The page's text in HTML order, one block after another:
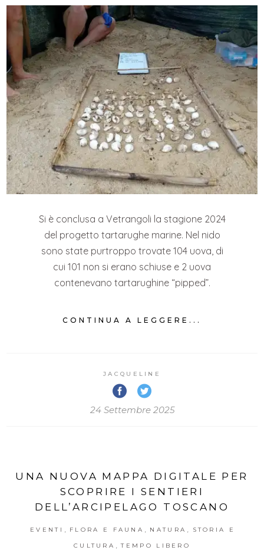
Si è conclusa a Vetrangoli la stagione 2024
del progetto tartarughe marine. Nel nido
sono state purtroppo trovate 104 uova, di
cui 101 non si erano schiuse e 2 uova
contenevano tartarughine “pipped”.
CONTINUA A LEGGERE...
JACQUELINE
24 Settembre 2025
UNA NUOVA MAPPA DIGITALE PER
SCOPRIRE I SENTIERI
DELL’ARCIPELAGO TOSCANO
EVENTI FLORA E FAUNA NATURA STORIA E
CULTURA TEMPO LIBERO